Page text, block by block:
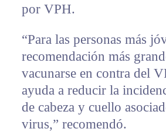
por VPH.
“Para las personas más
recomendación más
vacunarse en contra del
ayuda a reducir la
de cabeza y cuello
virus,” recomendó.